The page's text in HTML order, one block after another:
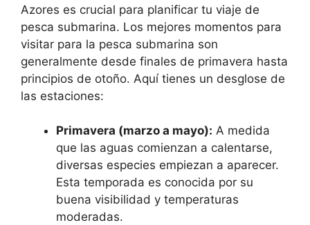
Azores es crucial para planificar tu viaje de
pesca submarina. Los mejores momentos para
visitar para la pesca submarina son
generalmente desde finales de primavera hasta
principios de otoño. Aquí tienes un desglose de
las estaciones:
Primavera (marzo a mayo): A medida
que las aguas comienzan a calentarse,
diversas especies empiezan a aparecer.
Esta temporada es conocida por su
buena visibilidad y temperaturas
moderadas.